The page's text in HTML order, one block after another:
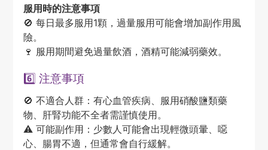
服用時的注意事項
🚫 每日最多服用1顆，過量服用可能會增加副作用風
險。
🍷 服用期間避免過量飲酒，酒精可能減弱藥效。
6️⃣ 注意事項
🚫 不適合人群：有心血管疾病、服用硝酸鹽類藥
物、肝腎功能不全者需謹慎使用。
⚠️ 可能副作用：少數人可能會出現輕微頭暈、噁
心、腸胃不適，但通常會自行緩解。